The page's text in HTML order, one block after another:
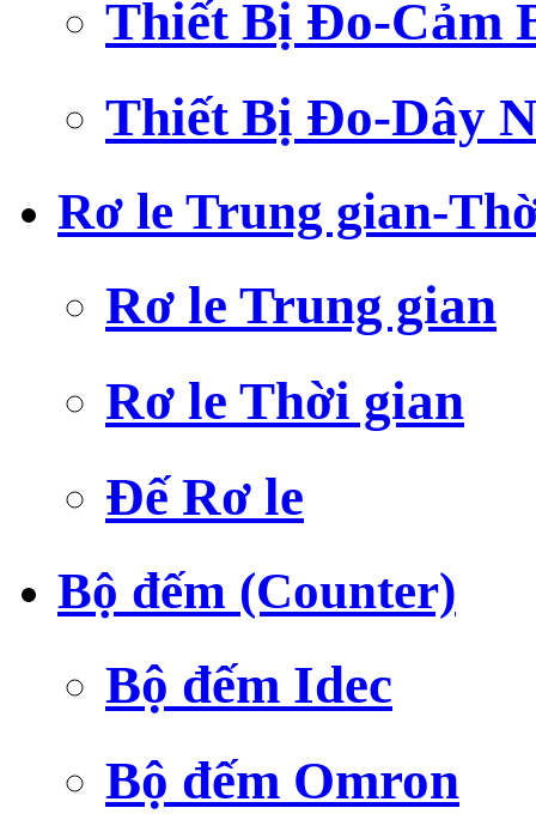
Thiết Bị Đo-Cảm
Thiết Bị Đo-Dây
Rơ le Trung gian-
Rơ le Trung gian
Rơ le Thời gian
Đế Rơ le
Bộ đếm (Counter)
Bộ đếm Idec
Bộ đếm Omron